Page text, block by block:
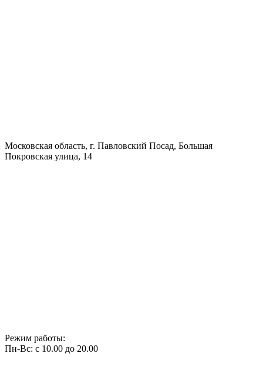
Московская область, г. Павловский Посад, Большая
Покровская улица, 14
Режим работы:
Пн-Вс: с 10.00 до 20.00